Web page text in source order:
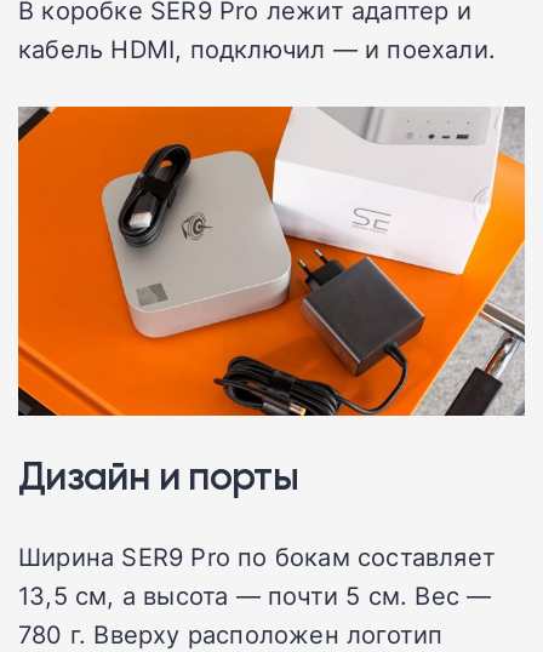
В коробке SER9 Pro лежит адаптер и
кабель HDMI, подключил — и поехали.
Дизайн и порты
Ширина SER9 Pro по бокам составляет
13,5 см, а высота — почти 5 см. Вес —
780 г. Вверху расположен логотип